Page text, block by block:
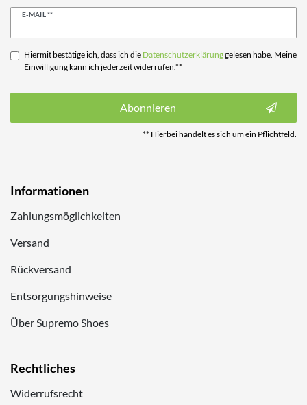
E-MAIL **
Newsletter
Hiermit bestätige ich, dass ich die Daten­schutz­erklärunggelesen habe. Meine
Einwilligung kann ich jederzeit widerrufen.**
Abonnieren
** Hierbei handelt es sich um ein Pflichtfeld.
Informationen
Zahlungsmöglichkeiten
Versand
Rückversand
Entsorgungshinweise
Über Supremo Shoes
Rechtliches
Widerrufsrecht